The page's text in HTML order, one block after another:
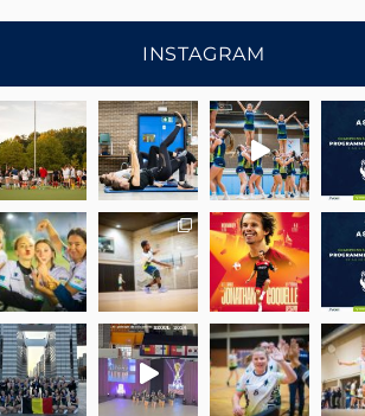
INSTAGRAM